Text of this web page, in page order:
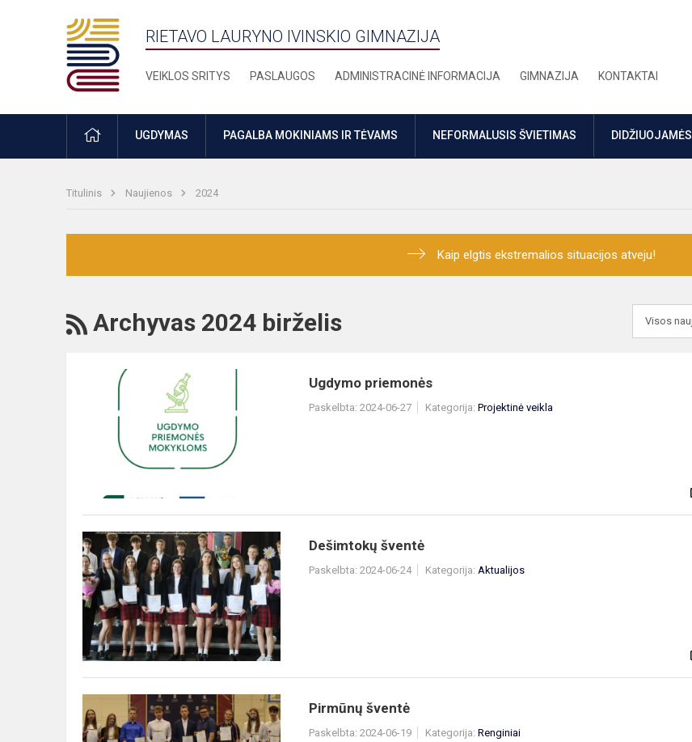
RIETAVO LAURYNO IVINSKIO GIMNAZIJA
VEIKLOS SRITYS PASLAUGOS ADMINISTRACINĖ INFORMACIJA GIMNAZIJA KONTAKTAI
PRADŽIAUGDYMAS PAGALBA MOKINIAMS IR TĖVAMS NEFORMALUSIS ŠVIETIMAS DIDŽIUOJAMĖS
Titulinis Naujienos 2024
Kaip elgtis ekstremalios situacijos atveju!
RSS
Archyvas 2024 birželis
Ugdymo
Ugdymo priemonės
Paskelbta: 2024-06-27 Kategorija: Projektinė veikla
Dešimtokų
šventė
Dešimtokų šventė
Paskelbta: 2024-06-24 Kategorija: Aktualijos
Pirmūnų
šventė
Pirmūnų šventė
Paskelbta: 2024-06-19 Kategorija: Renginiai